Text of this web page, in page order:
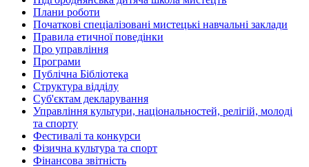
Плани роботи
Початкові спеціалізовані мистецькі навчальні заклади
Правила етичної поведінки
Про управління
Програми
Публічна Бібліотека
Структура відділу
Суб'єктам декларування
Управління культури, національностей, релігій, молоді
та спорту
Фестивалі та конкурси
Фізична культура та спорт
Фінансова звітність